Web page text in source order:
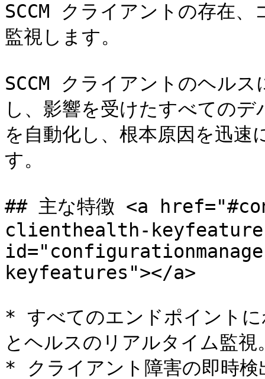
SCCM クライアントの存在
監視します。
SCCM クライアントのヘル
し、影響を受けたすべての
を自動化し、根本原因を迅速
す。
## 主な特徴 <a
clienthealth-
keyfeatures"></a>
* すべてのエンドポイント
とヘルスのリアルタイム監視
* クライアント障害の即時検